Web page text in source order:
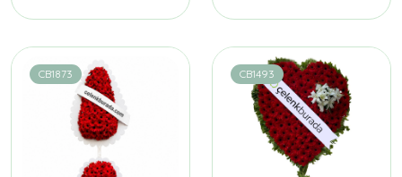
CB1873 CB1493